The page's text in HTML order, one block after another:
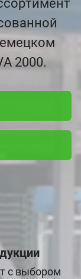
2000.
с выбором